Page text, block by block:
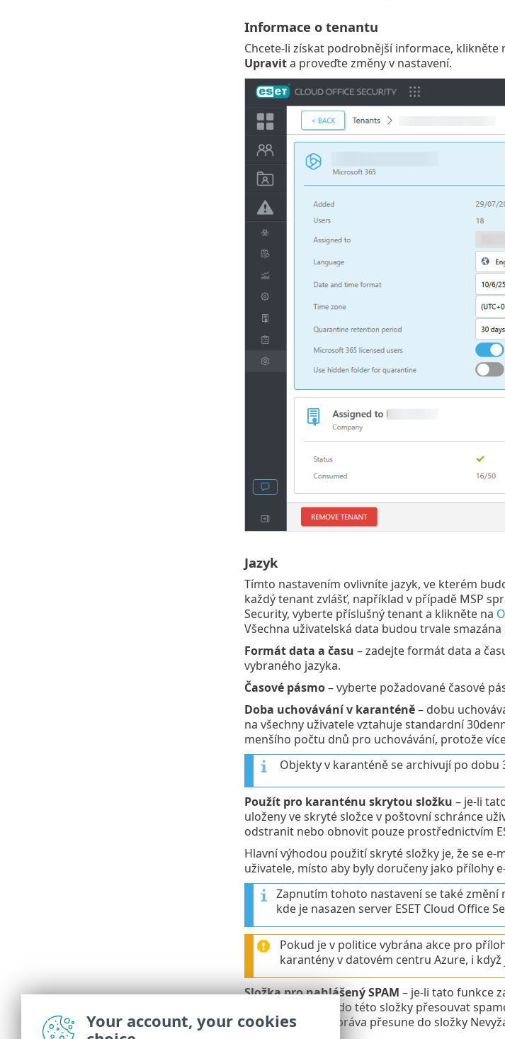
Informace o tenantu
Chcete-li získat podrobnější informace, klikněte
Upravita proveďte změny v nastavení.
Jazyk
Tímto nastavením ovlivníte jazyk, ve kterém
každý tenant zvlášť, například v případě MSP
Security, vyberte příslušný tenant a klikněte na
Všechna uživatelská data budou trvale
Formát data a času – zadejte formát data a
vybraného jazyka.
Časové pásmo– vyberte požadované časové
Doba uchovávání v karanténě– dobu
na všechny uživatele vztahuje standardní
menšího počtu dnů pro uchovávání, protože
Objekty v karanténě se archivují po
Použít pro karanténu skrytou složku – je-li
uloženy ve skryté složce v poštovní schránce
odstranit nebo obnovit pouze prostřednictvím
Hlavní výhodou použití skryté složky je, že se
uživatele, místo aby byly doručeny jako přílohy
Zapnutím tohoto nastavení se také
kde je nasazen server ESET Cloud Office
Pokud je v politice vybrána akce pro
karantény v datovém centru Azure, i
Složka pro nahlášený SPAM – je-li tato funkce
Uživatelé mohou do této složky přesouvat
vyhodnocení se zpráva přesune do složky
Your account, your cookies